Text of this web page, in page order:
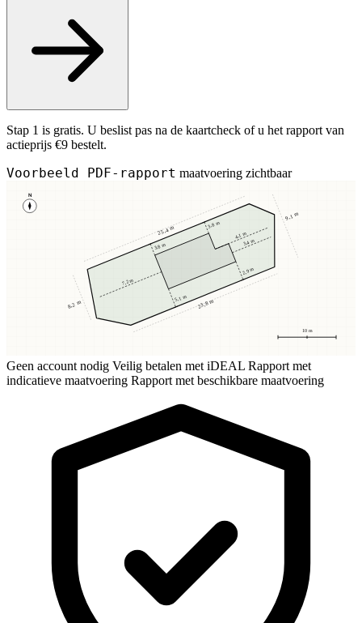
Stap 1 is gratis. U beslist pas na de kaartcheck of u het rapport van
actieprijs €9 bestelt.
Voorbeeld PDF-rapport maatvoering zichtbaar
N
10 m
3,8 m
3,8 m
5,1 m
2,9 m
7,2 m
3,4 m
4,1 m
25,4 m
23,8 m
8,2 m
9,1 m
Geen account nodig Veilig betalen met iDEAL Rapport met
indicatieve maatvoering Rapport met beschikbare maatvoering